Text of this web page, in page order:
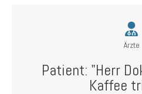
Ärzte
Patient: "Herr
Kaffee